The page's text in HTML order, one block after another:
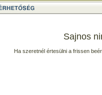
Sajnos
Ha szeretnél értesülni a frissen